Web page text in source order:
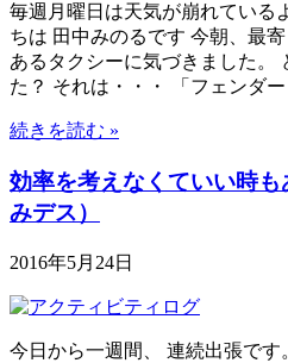
毎週月曜日は天気が崩れている
ちは 田中みのるです 今朝、最
あるタクシーに気づきました。
た？ それは・・・ 「フェンダ
続きを読む »
効率を考えなくていい時
みデス）
2016年5月24日
今日から一週間、 連続出張で